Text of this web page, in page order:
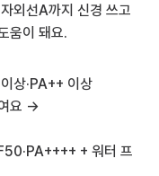
외선A까지 신경 쓰고
움이 돼요.
상·PA++ 이상
요 →
+ 워터 프